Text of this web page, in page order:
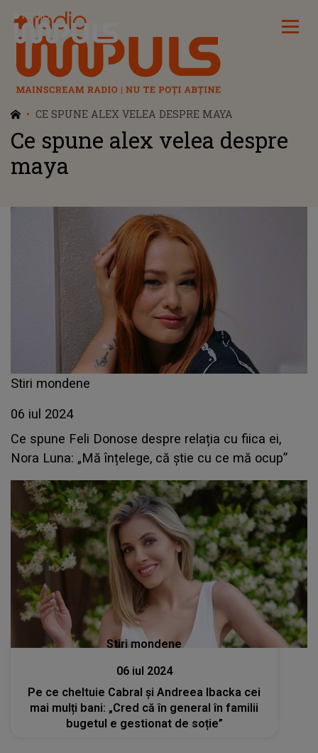
Radio Impuls
CE SPUNE ALEX VELEA DESPRE MAYA
Ce spune alex velea despre
maya
Stiri mondene
06 iul 2024
Ce spune Feli Donose despre relația cu fiica ei,
Nora Luna: „Mă înțelege, că știe cu ce mă ocup”
Stiri mondene
06 iul 2024
Pe ce cheltuie Cabral și Andreea Ibacka cei
mai mulți bani: „Cred că în general în familii
bugetul e gestionat de soție”